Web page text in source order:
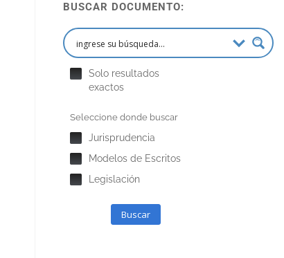
BUSCAR DOCUMENTO:
Solo resultados
exactos
Seleccione donde buscar
Jurisprudencia
Modelos de Escritos
Legislación
Buscar